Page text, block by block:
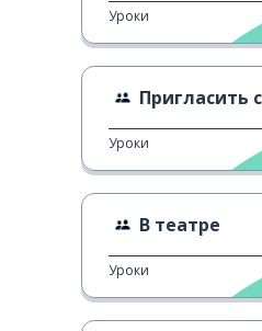
Уроки
Пригласить
Уроки
В театре
Уроки